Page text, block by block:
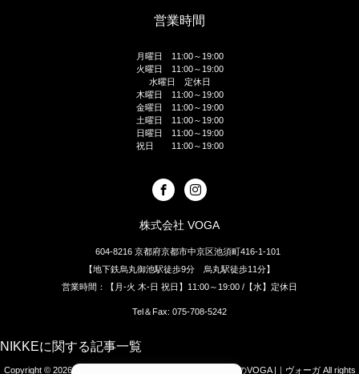
営業時間
月曜日 11:00～19:00
火曜日 11:00～19:00
水曜日 定休日
木曜日 11:00～19:00
金曜日 11:00～19:00
土曜日 11:00～19:00
日曜日 11:00～19:00
祝日 11:00～19:00
株式会社 VOGA
604-8216 京都府京都市中京区池須町416-1-101
【地下鉄烏丸御池駅徒歩9分 烏丸駅徒歩11分】
営業時間：【月-火 木-日 祝日】11:00～19:00 /【水】定休日
Tel＆Fax: 075-708-5242
NIKKEに関する記事一覧
Copyright © 2026 [四条烏丸]京都のオーダースーツ・シャツのVOGA |｜ヴォーガAll rights